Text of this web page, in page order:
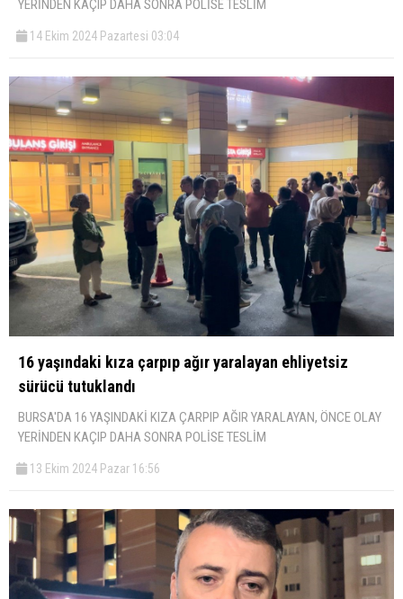
YERİNDEN KAÇIP DAHA SONRA POLİSE TESLİM
14 Ekim 2024 Pazartesi 03:04
16 yaşındaki kıza çarpıp ağır yaralayan ehliyetsiz
sürücü tutuklandı
BURSA'DA 16 YAŞINDAKİ KIZA ÇARPIP AĞIR YARALAYAN, ÖNCE OLAY
YERİNDEN KAÇIP DAHA SONRA POLİSE TESLİM
13 Ekim 2024 Pazar 16:56